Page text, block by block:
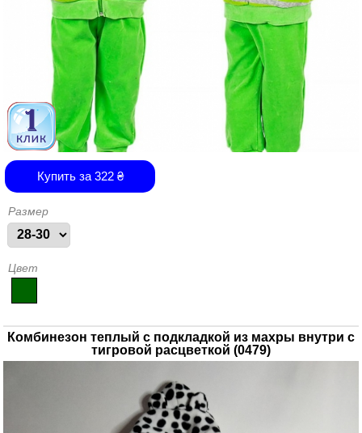
Купить за 322₴
Размер
Цвет
Комбинезон теплый с подкладкой из махры внутри с
тигровой расцветкой (0479)